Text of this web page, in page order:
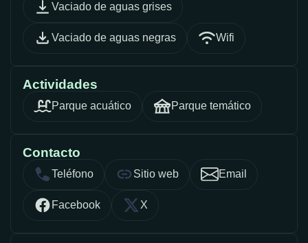
Vaciado de aguas grises
Vaciado de aguas negras Wifi
Actividades
Parque acuático Parque temático
Contacto
Teléfono Sitio web Email
Facebook X